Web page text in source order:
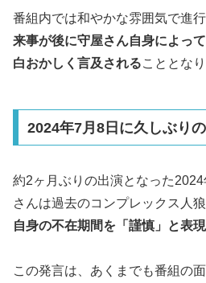
番組内では和やかな雰囲気で進行
来事が後に守屋さん自身によっ
白おかしく言及されることとな
2024年7月8日に久しぶり
約2ヶ月ぶりの出演となった
さんは過去のコンプレックス人
自身の不在期間を「謹慎」と表
この発言は、あくまでも番組の